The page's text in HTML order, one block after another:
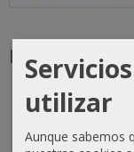
Productos
-5 %
utilizar
Aunque sabemos